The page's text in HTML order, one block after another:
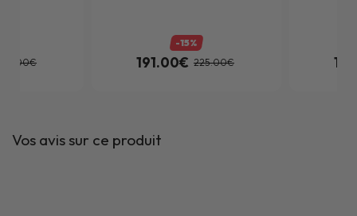
-15%
191.00€ 225.00€
Vos avis sur ce produit